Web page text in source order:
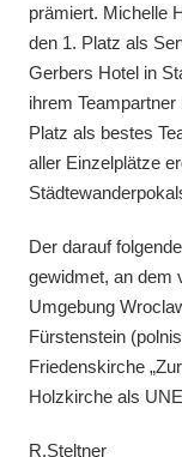
prämiert. Michelle
den 1. Platz als
Gerbers Hotel in
ihrem
Platz als bestes
aller Einzelplätze
Der darauf
gewidmet, an dem
Umgebung
Fürstenstein
Friedenskirche
Holzkirche als
R.Steltner